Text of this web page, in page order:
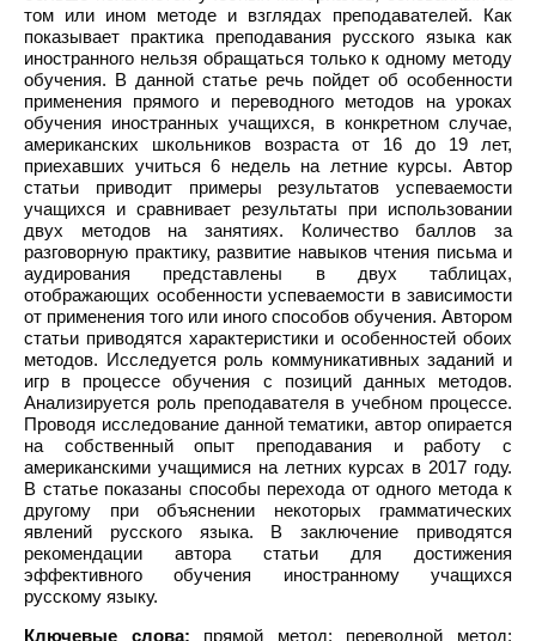
том или ином методе и взглядах преподавателей. Как
показывает практика преподавания русского языка как
иностранного нельзя обращаться только к одному методу
обучения. В данной статье речь пойдет об особенности
применения прямого и переводного методов на уроках
обучения иностранных учащихся, в конкретном случае,
американских школьников возраста от 16 до 19 лет,
приехавших учиться 6 недель на летние курсы. Автор
статьи приводит примеры результатов успеваемости
учащихся и сравнивает результаты при использовании
двух методов на занятиях. Количество баллов за
разговорную практику, развитие навыков чтения письма и
аудирования представлены в двух таблицах,
отображающих особенности успеваемости в зависимости
от применения того или иного способов обучения. Автором
статьи приводятся характеристики и особенностей обоих
методов. Исследуется роль коммуникативных заданий и
игр в процессе обучения с позиций данных методов.
Анализируется роль преподавателя в учебном процессе.
Проводя исследование данной тематики, автор опирается
на собственный опыт преподавания и работу с
американскими учащимися на летних курсах в 2017 году.
В статье показаны способы перехода от одного метода к
другому при объяснении некоторых грамматических
явлений русского языка. В заключение приводятся
рекомендации автора статьи для достижения
эффективного обучения иностранному учащихся
русскому языку.
Ключевые слова: прямой метод; переводной метод;